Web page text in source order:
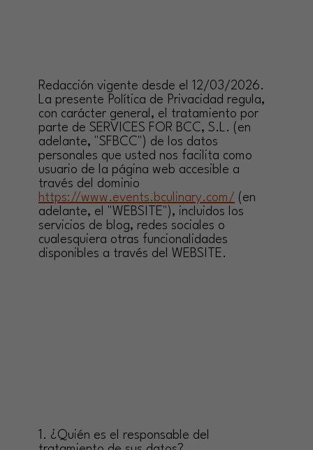
Redacción vigente desde el 12/03/2026.
La presente Política de Privacidad regula,
con carácter general, el tratamiento por
parte de SERVICES FOR BCC, S.L. (en
adelante, "SFBCC") de los datos
personales que usted nos facilita como
usuario de la página web accesible a
través del dominio
https://www.events.bculinary.com/ (en
adelante, el "WEBSITE"), incluidos los
servicios de blog, redes sociales o
cualesquiera otras funcionalidades
disponibles a través del WEBSITE.
1. ¿Quién es el responsable del